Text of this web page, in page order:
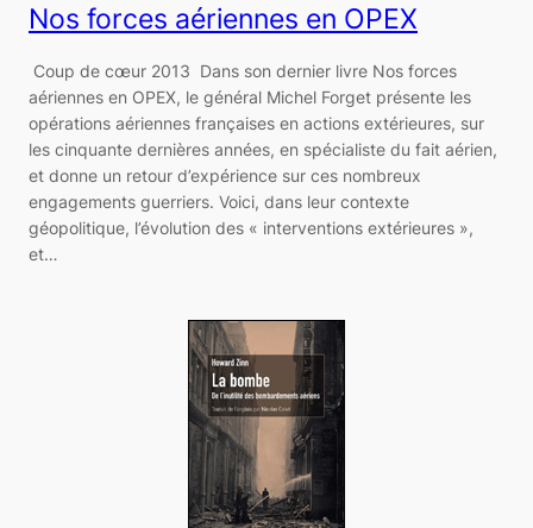
Nos forces aériennes en OPEX
Coup de cœur 2013 Dans son dernier livre Nos forces
aériennes en OPEX, le général Michel Forget présente les
opérations aériennes françaises en actions extérieures, sur
les cinquante dernières années, en spécialiste du fait aérien,
et donne un retour d’expérience sur ces nombreux
engagements guerriers. Voici, dans leur contexte
géopolitique, l’évolution des « interventions extérieures »,
et…